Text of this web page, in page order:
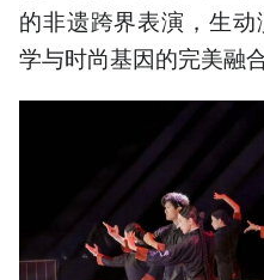
的非遗跨界表演，生
学与时尚基因的完美融合